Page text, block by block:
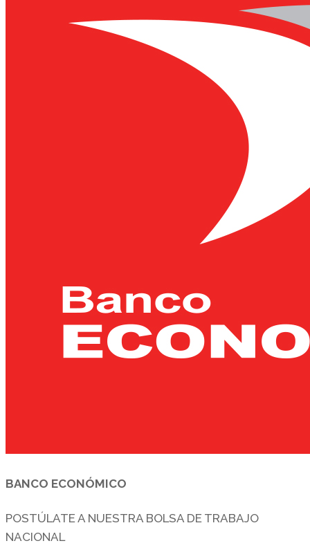
BANCO ECONÓMICO
POSTÚLATE A NUESTRA BOLSA DE TRABAJO
NACIONAL